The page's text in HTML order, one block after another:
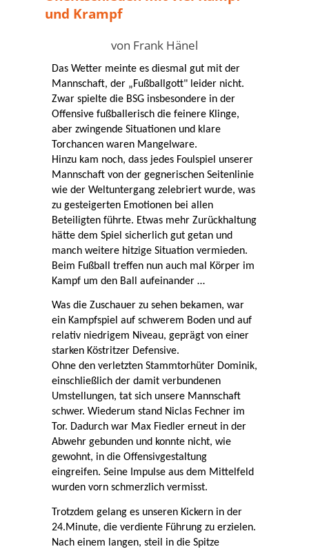
und Krampf
von Frank Hänel
Das Wetter meinte es diesmal gut mit der
Mannschaft, der „Fußballgott" leider nicht.
Zwar spielte die BSG insbesondere in der
Offensive fußballerisch die feinere Klinge,
aber zwingende Situationen und klare
Torchancen waren Mangelware.
Hinzu kam noch, dass jedes Foulspiel unserer
Mannschaft von der gegnerischen Seitenlinie
wie der Weltuntergang zelebriert wurde, was
zu gesteigerten Emotionen bei allen
Beteiligten führte. Etwas mehr Zurückhaltung
hätte dem Spiel sicherlich gut getan und
manch weitere hitzige Situation vermieden.
Beim Fußball treffen nun auch mal Körper im
Kampf um den Ball aufeinander …
Was die Zuschauer zu sehen bekamen, war
ein Kampfspiel auf schwerem Boden und auf
relativ niedrigem Niveau, geprägt von einer
starken Köstritzer Defensive.
Ohne den verletzten Stammtorhüter Dominik,
einschließlich der damit verbundenen
Umstellungen, tat sich unsere Mannschaft
schwer. Wiederum stand Niclas Fechner im
Tor. Dadurch war Max Fiedler erneut in der
Abwehr gebunden und konnte nicht, wie
gewohnt, in die Offensivgestaltung
eingreifen. Seine Impulse aus dem Mittelfeld
wurden vorn schmerzlich vermisst.
Trotzdem gelang es unseren Kickern in der
24.Minute, die verdiente Führung zu erzielen.
Nach einem langen, steil in die Spitze